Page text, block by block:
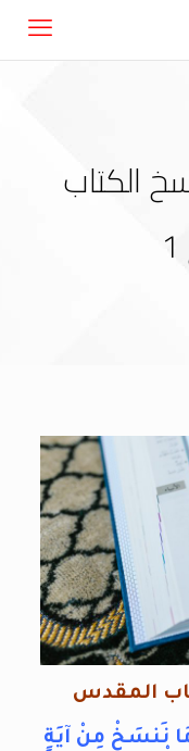
الكتاب
المقدس
سورة البقرة الآية 106 مَا نَنسَخْ مِنْ آيَةٍ